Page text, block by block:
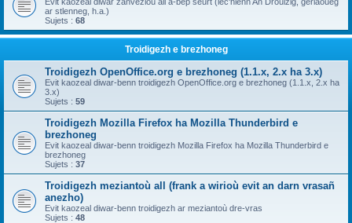
ar stlenneg, h.a.)
Sujets : 68
Troidigezh e brezhoneg
Troidigezh OpenOffice.org e brezhoneg (1.1.x, 2.x ha 3.x)
Evit kaozeal diwar-benn troidigezh OpenOffice.org e brezhoneg (1.1.x, 2.x ha
3.x)
Sujets : 59
Troidigezh Mozilla Firefox ha Mozilla Thunderbird e
brezhoneg
Evit kaozeal diwar-benn troidigezh Mozilla Firefox ha Mozilla Thunderbird e
brezhoneg
Sujets : 37
Troidigezh meziantoù all (frank a wirioù evit an darn vrasañ
anezho)
Evit kaozeal diwar-benn troidigezh ar meziantoù dre-vras
Sujets : 48